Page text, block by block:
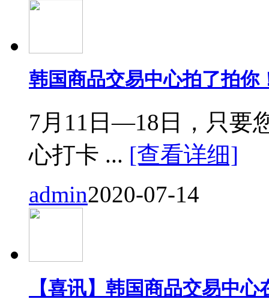
韩国商品交易中心拍了拍你
7月11日—18日，只要
心打卡 ... [查看详细]
admin2020-07-14
【喜讯】韩国商品交易中